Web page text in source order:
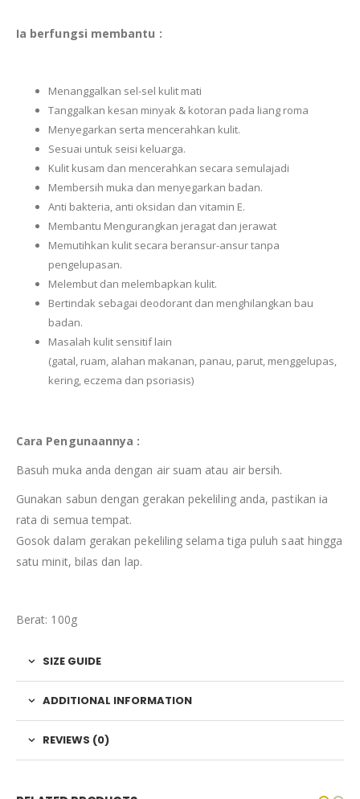
Ia berfungsi membantu :
Menanggalkan sel-sel kulit mati
Tanggalkan kesan minyak & kotoran pada liang roma
Menyegarkan serta mencerahkan kulit.
Sesuai untuk seisi keluarga.
Kulit kusam dan mencerahkan secara semulajadi
Membersih muka dan menyegarkan badan.
Anti bakteria, anti oksidan dan vitamin E.
Membantu Mengurangkan jeragat dan jerawat
Memutihkan kulit secara beransur-ansur tanpa
pengelupasan.
Melembut dan melembapkan kulit.
Bertindak sebagai deodorant dan menghilangkan bau
badan.
Masalah kulit sensitif lain
(gatal, ruam, alahan makanan, panau, parut, menggelupas,
kering, eczema dan psoriasis)
Cara Pengunaannya :
Basuh muka anda dengan air suam atau air bersih.
Gunakan sabun dengan gerakan pekeliling anda, pastikan ia
rata di semua tempat.
Gosok dalam gerakan pekeliling selama tiga puluh saat hingga
satu minit, bilas dan lap.
Berat: 100g
SIZE GUIDE
ADDITIONAL INFORMATION
REVIEWS (0)